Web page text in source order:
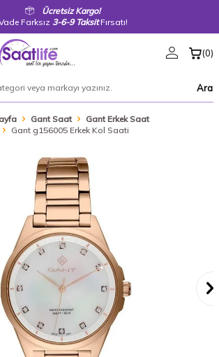
Ücretsiz Kargo!
Farksız 3-6-9 TaksitFırsatı!
Ara
(0)
Gant Saat
Gant Erkek Saat
Gant g156005 Erkek Kol Saati